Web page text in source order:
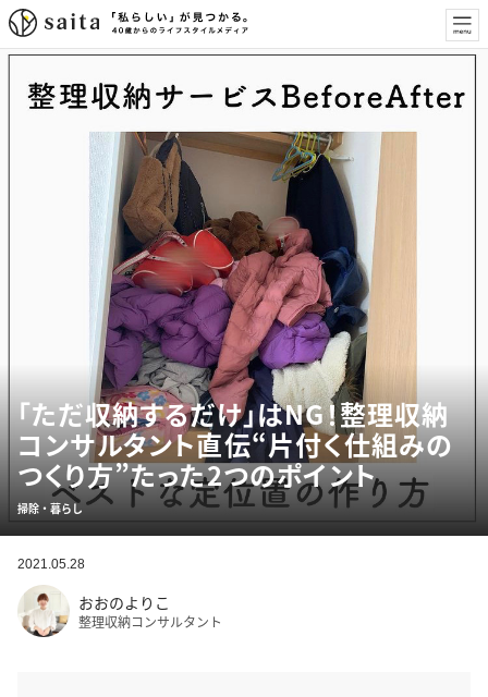
「ただ収納するだけ」はNG！整理収納
コンサルタント直伝“片付く仕組みの
つくり方”たった2つのポイント
掃除・暮らし
2021.05.28
おおのよりこ
整理収納コンサルタント